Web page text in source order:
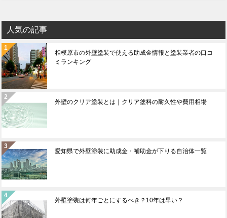
人気の記事
相模原市の外壁塗装で使える助成金情報と塗装業者の口コ
ミランキング
外壁のクリア塗装とは｜クリア塗料の耐久性や費用相場
愛知県で外壁塗装に助成金・補助金が下りる自治体一覧
外壁塗装は何年ごとにするべき？10年は早い？